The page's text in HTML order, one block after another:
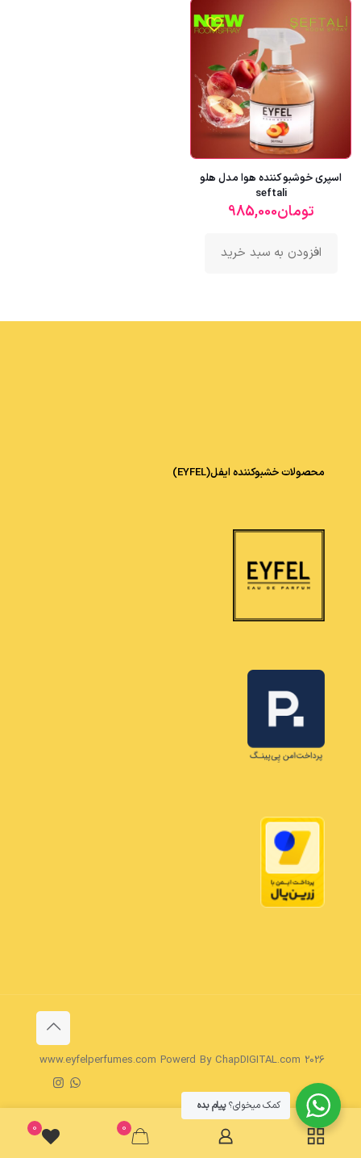
اسپری خوشبو کننده هوا مدل هلو
seftali
تومان985,000
افزودن به سبد خرید
محصولات خشبوکننده ایفل(EYFEL)
www.eyfelperfumes.com Powerd By ChapDIGITAL.com 2026
0
0
کمک میخوای؟پیام بده